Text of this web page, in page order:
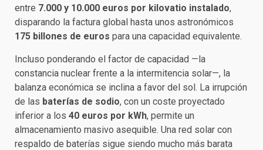
entre 7.000 y 10.000 euros por kilovatio instalado,
disparando la factura global hasta unos astronómicos
175 billones de euros para una capacidad equivalente.
Incluso ponderando el factor de capacidad —la
constancia nuclear frente a la intermitencia solar—, la
balanza económica se inclina a favor del sol. La irrupción
de las baterías de sodio, con un coste proyectado
inferior a los 40 euros por kWh, permite un
almacenamiento masivo asequible. Una red solar con
respaldo de baterías sigue siendo mucho más barata